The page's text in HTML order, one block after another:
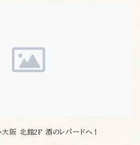
大阪 北館2F 酒のレパードへ！